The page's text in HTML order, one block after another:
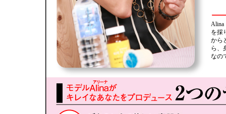
Alina
を採
から
ら、
なの